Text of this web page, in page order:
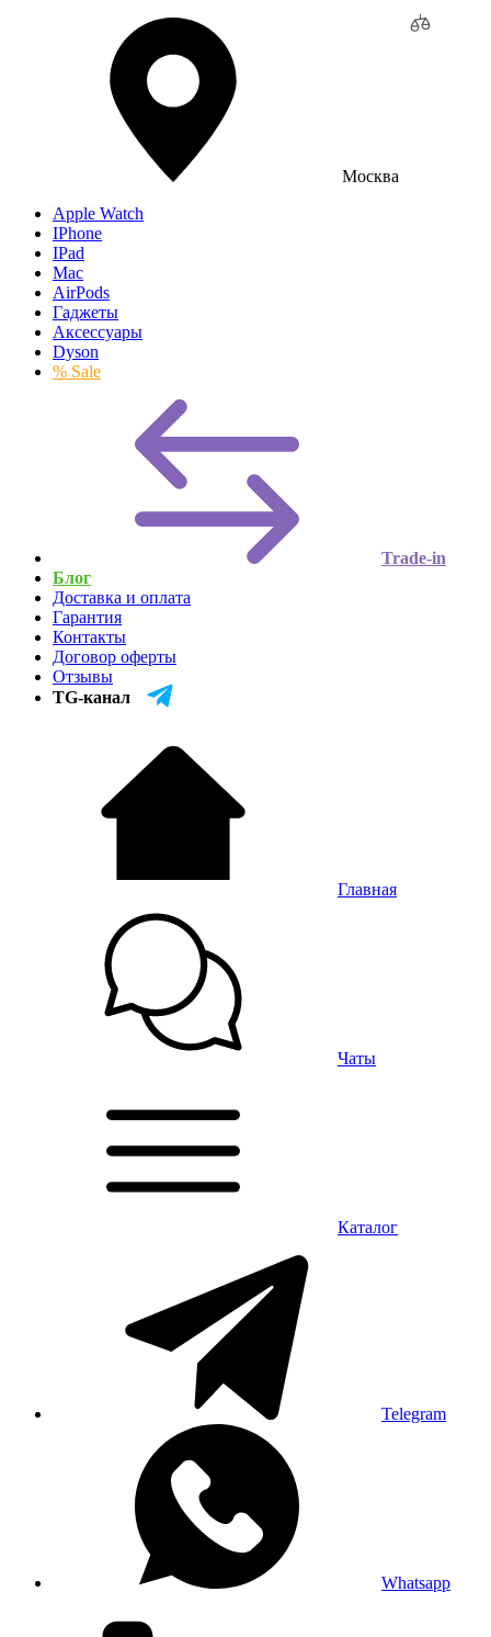
Москва
Apple Watch
IPhone
IPad
Mac
AirPods
Гаджеты
Аксессуары
Dyson
% Sale
Trade-in
Блог
Доставка и оплата
Гарантия
Контакты
Договор оферты
Отзывы
TG-канал
Главная
Чаты
Каталог
Telegram
Whatsapp